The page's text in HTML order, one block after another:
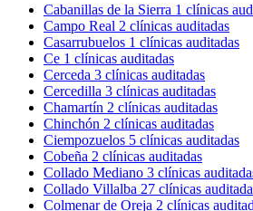
Cabanillas de la Sierra 1 clínicas
Campo Real 2 clínicas auditadas
Casarrubuelos 1 clínicas auditadas
Ce 1 clínicas auditadas
Cerceda 3 clínicas auditadas
Cercedilla 3 clínicas auditadas
Chamartín 2 clínicas auditadas
Chinchón 2 clínicas auditadas
Ciempozuelos 5 clínicas auditadas
Cobeña 2 clínicas auditadas
Collado Mediano 3 clínicas
Collado Villalba 27 clínicas
Colmenar de Oreja 2 clínicas